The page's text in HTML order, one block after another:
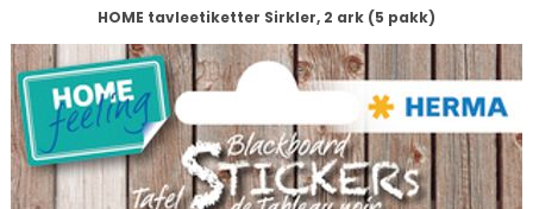
HOME tavleetiketter Sirkler, 2 ark (5 pakk)